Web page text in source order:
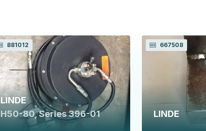
881012
LINDE
H50-80, Series 396-01
667508
LINDE